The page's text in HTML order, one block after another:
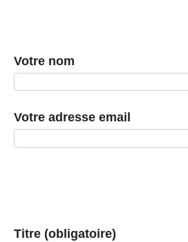
Votre nom
Votre adresse email
Titre (obligatoire)